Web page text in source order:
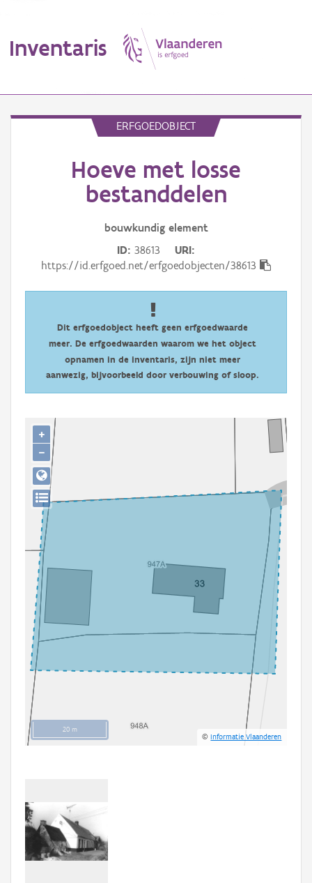
Inventaris
Aanduidingsobject
Gebeurtenis
Downloads
Hergebruik
ERFGOEDOBJECT
Hoeve met losse
bestanddelen
bouwkundig element
ID 38613
URI
https://id.erfgoed.net/erfgoedobjecten/38613
Dit erfgoedobject heeft geen erfgoedwaarde
meer. De erfgoedwaarden waarom we het object
opnamen in de inventaris, zijn niet meer
aanwezig, bijvoorbeeld door verbouwing of sloop.
20 m
©Informatie Vlaanderen
+
−